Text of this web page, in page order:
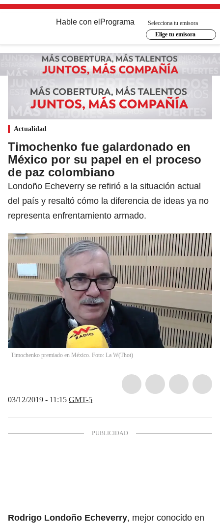
Hable con el Programa
Selecciona tu emisora
Elige tu emisora
Actualidad
Timochenko fue galardonado en
México por su papel en el proceso
de paz colombiano
Londoño Echeverry se refirió a la situación actual
del país y resaltó cómo la diferencia de ideas ya no
representa enfrentamiento armado.
Timochenko premiado en México. Foto: La W(Thot)
03/12/2019 - 11:15 GMT-5
Rodrigo Londoño Echeverry, mejor conocido en